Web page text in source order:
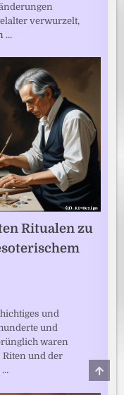
verwurzelt,
…
Ritualen zu
und
und
waren
und der
…
TO